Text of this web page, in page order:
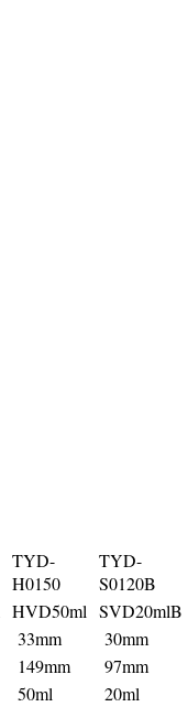
TYD-
H0150
TYD-
S0120B
HVD50ml SVD20mlB
33mm 30mm
149mm 97mm
50ml 20ml